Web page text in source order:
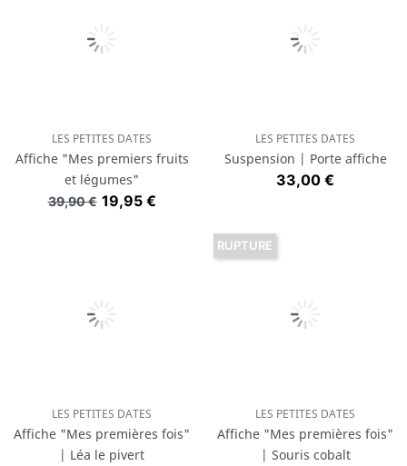
LES PETITES DATES
Affiche "Mes premiers fruits
et légumes"
Prix de base
39,90 € Prix
19,95 €
LES PETITES DATES
Suspension | Porte affiche
Prix
33,00 €
LES PETITES DATES
Affiche "Mes premières fois"
| Léa le pivert
LES PETITES DATES
Affiche "Mes premières fois"
| Souris cobalt
RUPTURE